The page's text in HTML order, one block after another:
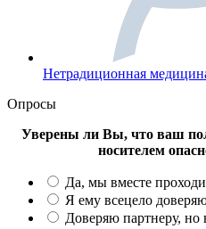
Нетрадиционная
Опросы
Уверены ли Вы, что ваш
носителем
Да, мы вместе
Я ему всецело
Доверяю партнеру, но